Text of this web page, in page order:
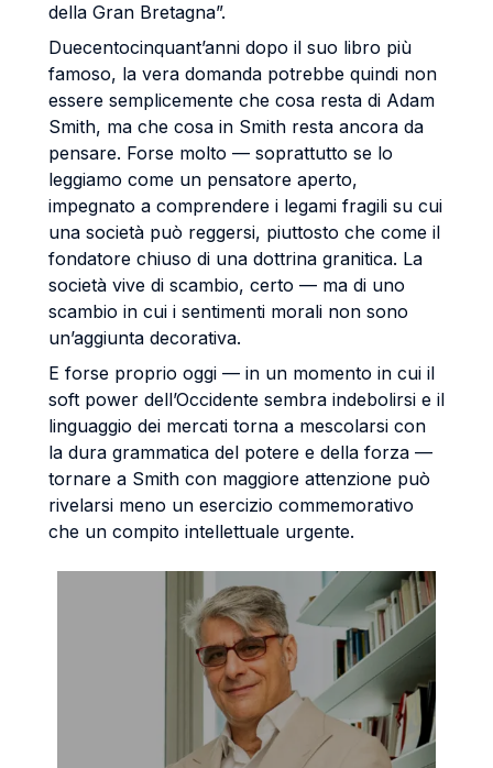
della Gran Bretagna”.
Duecentocinquant’anni dopo il suo libro più
famoso, la vera domanda potrebbe quindi non
essere semplicemente che cosa resta di Adam
Smith, ma che cosa in Smith resta ancora da
pensare. Forse molto — soprattutto se lo
leggiamo come un pensatore aperto,
impegnato a comprendere i legami fragili su cui
una società può reggersi, piuttosto che come il
fondatore chiuso di una dottrina granitica. La
società vive di scambio, certo — ma di uno
scambio in cui i sentimenti morali non sono
un’aggiunta decorativa.
E forse proprio oggi — in un momento in cui il
soft power dell’Occidente sembra indebolirsi e il
linguaggio dei mercati torna a mescolarsi con
la dura grammatica del potere e della forza —
tornare a Smith con maggiore attenzione può
rivelarsi meno un esercizio commemorativo
che un compito intellettuale urgente.